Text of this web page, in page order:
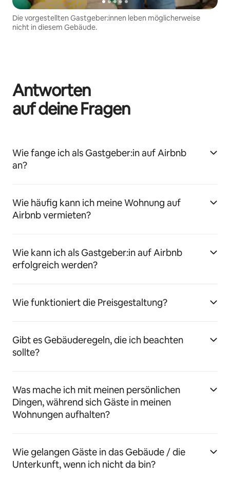
Die vorgestellten Gastgeber:innen leben möglicherweise
nicht in diesem Gebäude.
Antworten
auf deine Fragen
Wie fange ich als Gastgeber:in auf Airbnb
an?
Wie häufig kann ich meine Wohnung auf
Airbnb vermieten?
Wie kann ich als Gastgeber:in auf Airbnb
erfolgreich werden?
Wie funktioniert die Preisgestaltung?
Gibt es Gebäuderegeln, die ich beachten
sollte?
Was mache ich mit meinen persönlichen
Dingen, während sich Gäste in meinen
Wohnungen aufhalten?
Wie gelangen Gäste in das Gebäude / die
Unterkunft, wenn ich nicht da bin?